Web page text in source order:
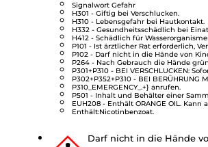
Signalwort Gefahr
H301 - Giftig bei Verschlucken.
H310 - Lebensgefahr bei Hautkontakt.
H332 - Gesundheitsschädlich bei
H412 - Schädlich für
P101 - Ist ärztlicher Rat erforderlich,
P102 - Darf nicht in die Hände von
P264 - Nach Gebrauch die Hände
P301+P310 - BEI VERSCHLUCKEN:
P302+P352+P310 - BEI BERÜHRUNG
P310_EMERGENCY_.+} anrufen.
P501 - Inhalt und Behälter einer
EUH208 - Enthält ORANGE OIL.
Enthält:Nicotinbenzoat.
Darf nicht in die Hände